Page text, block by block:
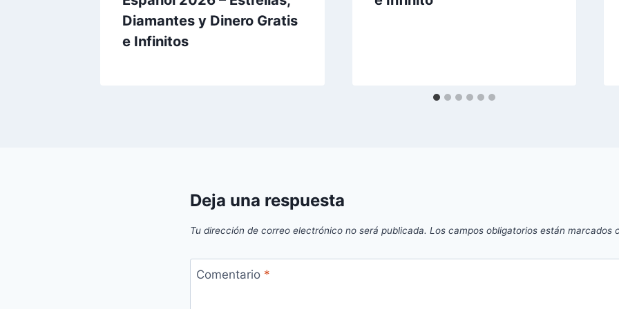
Diamantes y Dinero Gratis
e Infinitos
Deja una respuesta
Tu dirección de correo electrónico no será publicada. Los campos obligatorios están marcados
Comentario *